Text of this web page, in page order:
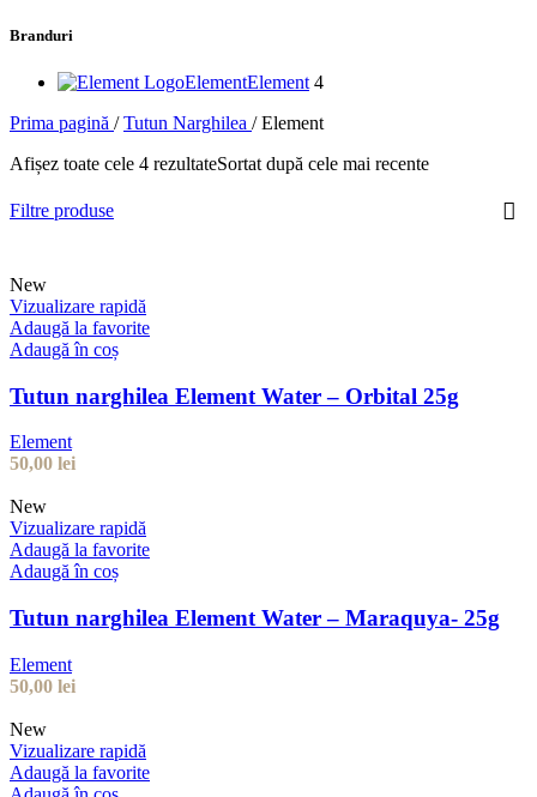
Branduri
ElementElement 4
Prima pagină / Tutun Narghilea / Element
Afișez toate cele 4 rezultateSortat după cele mai recente
Filtre produse
New
Vizualizare rapidă
Adaugă la favorite
Adaugă în coș
Tutun narghilea Element Water – Orbital 25g
Element
50,00 lei
New
Vizualizare rapidă
Adaugă la favorite
Adaugă în coș
Tutun narghilea Element Water – Maraquya- 25g
Element
50,00 lei
New
Vizualizare rapidă
Adaugă la favorite